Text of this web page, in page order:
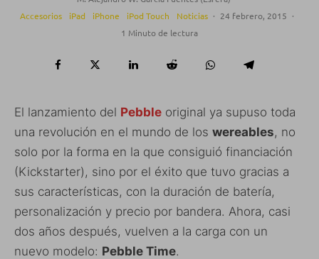
Accesorios
iPad iPhone iPod Touch Noticias · 24 febrero, 2015 ·
1 Minuto de lectura
El lanzamiento del Pebble original ya supuso toda
una revolución en el mundo de los wereables, no
solo por la forma en la que consiguió financiación
(Kickstarter), sino por el éxito que tuvo gracias a
sus características, con la duración de batería,
personalización y precio por bandera. Ahora, casi
dos años después, vuelven a la carga con un
nuevo modelo: Pebble Time.